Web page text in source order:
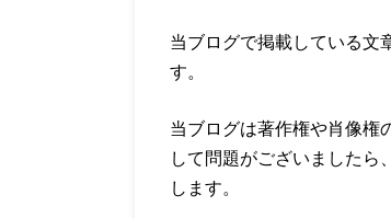
当ブログで掲載している文
す。
当ブログは著作権や肖像権
して問題がございましたら
します。